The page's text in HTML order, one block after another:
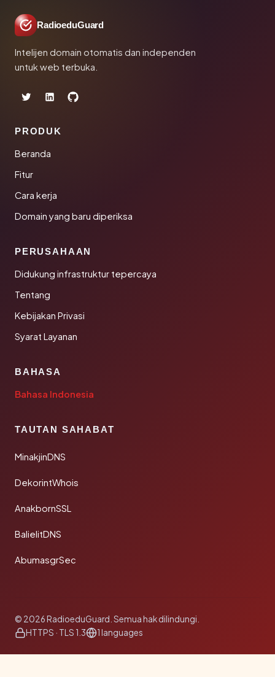
RadioeduGuard
Intelijen domain otomatis dan independen
untuk web terbuka.
PRODUK
Beranda
Fitur
Cara kerja
Domain yang baru diperiksa
PERUSAHAAN
Didukung infrastruktur tepercaya
Tentang
Kebijakan Privasi
Syarat Layanan
BAHASA
Bahasa Indonesia
TAUTAN SAHABAT
MinakjinDNS
DekorintWhois
AnakbornSSL
BalielitDNS
AbumasgrSec
© 2026 RadioeduGuard. Semua hak dilindungi.
HTTPS · TLS 1.3
1 languages